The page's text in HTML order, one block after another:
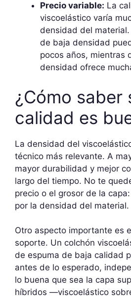
Precio variable: La
viscoelástico varía
densidad del
de baja densidad
pocos años, mientras
densidad ofrece
¿Cómo saber
calidad es
La densidad del
técnico más relevante. A
mayor durabilidad y mejor
largo del tiempo. No te
precio o el grosor de la
por la densidad del material.
Otro aspecto importante es
soporte. Un colchón
de espuma de baja calidad
antes de lo esperado,
lo buena que sea la capa
híbridos —viscoelástico